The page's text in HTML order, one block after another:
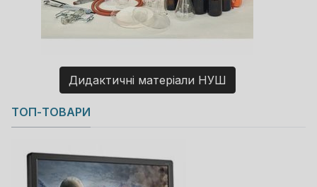
Дидактичні матеріали НУШ
Copyright MAXXmarketing GmbH
JoomShopping Download & Support
ТОП-ТОВАРИ